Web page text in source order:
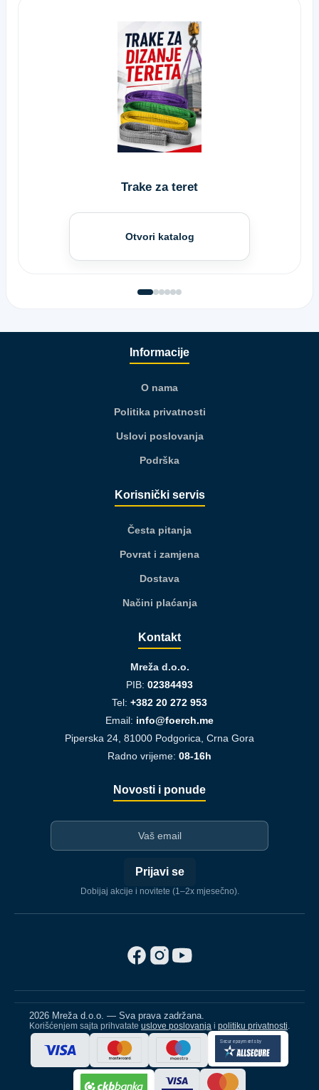
Trake za teret
Otvori katalog
Informacije
O nama
Politika privatnosti
Uslovi poslovanja
Podrška
Korisnički servis
Česta pitanja
Povrat i zamjena
Dostava
Načini plaćanja
Kontakt
Mreža d.o.o.
PIB: 02384493
Tel: +382 20 272 953
Email: info@foerch.me
Piperska 24, 81000 Podgorica, Crna Gora
Radno vrijeme: 08-16h
Novosti i ponude
Prijavi se
Dobijaj akcije i novitete (1–2x mjesečno).
2026 Mreža d.o.o. — Sva prava zadržana.
Korišćenjem sajta prihvatate uslove poslovanja i politiku privatnosti.